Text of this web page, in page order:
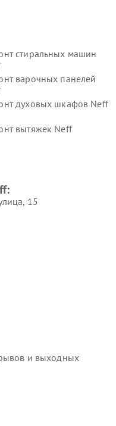
стиральных машин
варочных панелей
духовых шкафов Neff
вытяжек Neff
15
и выходных